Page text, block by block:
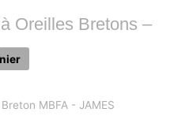
Oreilles Bretons –